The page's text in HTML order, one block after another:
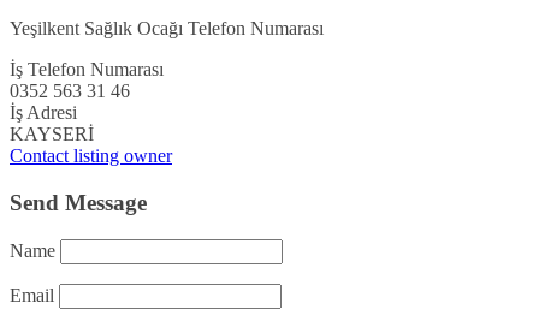
Yeşilkent Sağlık Ocağı Telefon Numarası
İş Telefon Numarası
0352 563 31 46
İş Adresi
KAYSERİ
Contact listing owner
Send Message
Name
Email